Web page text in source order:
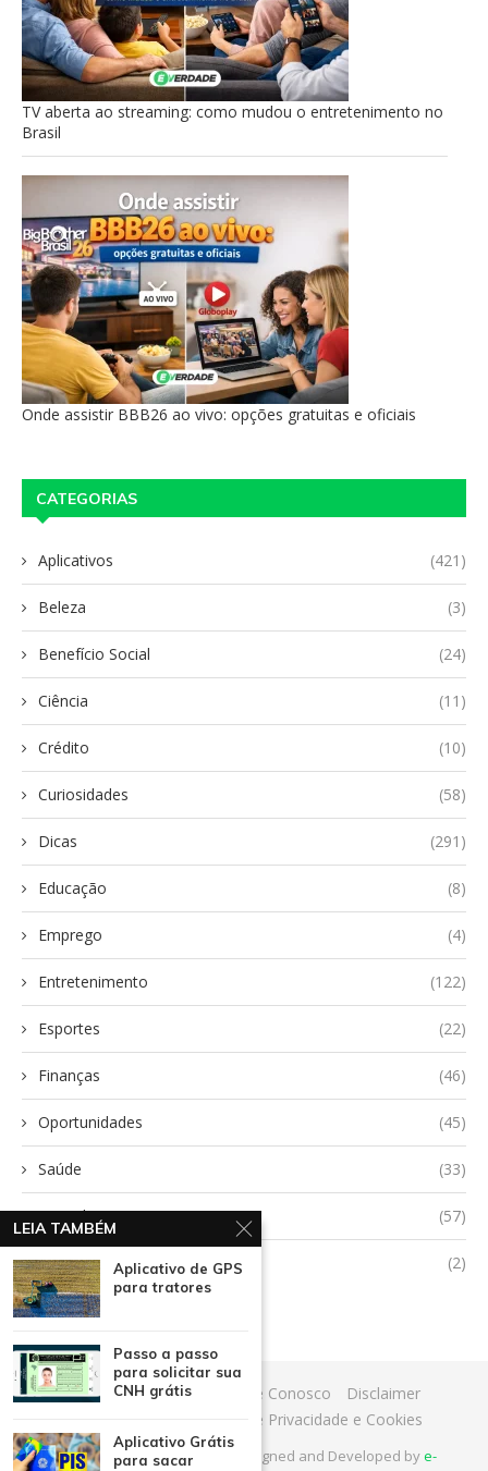
TV aberta ao streaming: como mudou o entretenimento no
Brasil
Onde assistir BBB26 ao vivo: opções gratuitas e oficiais
CATEGORIAS
Aplicativos (421)
Beleza (3)
Benefício Social (24)
Ciência (11)
Crédito (10)
Curiosidades (58)
Dicas (291)
Educação (8)
Emprego (4)
Entretenimento (122)
Esportes (22)
Finanças (46)
Oportunidades (45)
Saúde (33)
Tecnologia (57)
Uncategorized (2)
Início Quem Somos Fale Conosco
Disclaimer
Política de Privacidade e Cookies
@2025 - All Right Reserved. Designed and Developed bye-
LEIA TAMBÉM
Aplicativo de GPS
para tratores
Passo a passo
para solicitar sua
CNH grátis
Aplicativo Grátis
para sacar